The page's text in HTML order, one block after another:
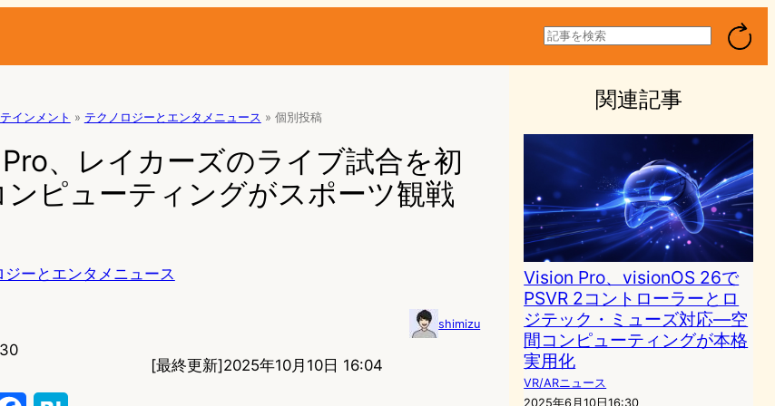
検
索
インメント » テクノロジーとエンタメニュース » 個別投稿
、レイカーズのライブ試合を初
ピューティングがスポーツ観戦
ジーとエンタメニュース
shimizu
[最終更新]2025年10月10日 16:04
関連記事
Vision Pro、visionOS 26で
PSVR 2コントローラーとロ
ジテック・ミューズ対応—空
間コンピューティングが本格
実用化
VR/ARニュース
2025年6月10日16:30